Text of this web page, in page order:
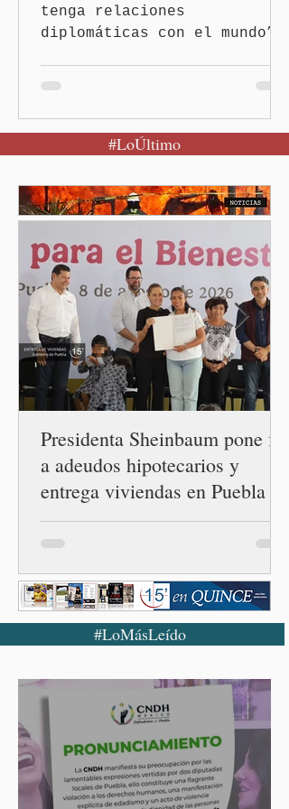
tenga relaciones
diplomáticas con el mundo”,
Sheinbaum Pardo anunció el
restablecimiento de las
entre los gobiernos de
México y Perú. “Es
la orientación política de
los gobiernos —porque hay
orientaciones políticas de
los gobiernos, llegan por
un partido, llegan por otro
— es importante que México
tenga relaciones
diplomáticas con el mu
#LoÚltimo
Presidenta Sheinbaum pone fin
a adeudos hipotecarios y
entrega viviendas en Puebla
#LoMásLeído